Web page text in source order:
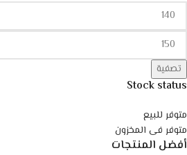
تصفية
Stock status
متوفر للبيع
متوفر فى المخزون
أفضل المنتجات